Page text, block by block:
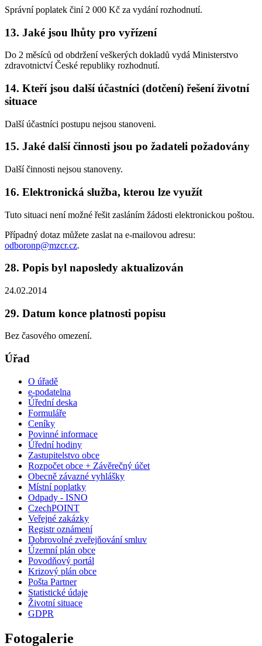
Správní poplatek činí 2 000 Kč za vydání rozhodnutí.
13. Jaké jsou lhůty pro vyřízení
Do 2 měsíců od obdržení veškerých dokladů vydá Ministerstvo
zdravotnictví České republiky rozhodnutí.
14. Kteří jsou další účastníci (dotčení) řešení životní
situace
Další účastníci postupu nejsou stanoveni.
15. Jaké další činnosti jsou po žadateli požadovány
Další činnosti nejsou stanoveny.
16. Elektronická služba, kterou lze využít
Tuto situaci není možné řešit zasláním žádosti elektronickou poštou.
Případný dotaz můžete zaslat na e-mailovou adresu:
odboronp@mzcr.cz.
28. Popis byl naposledy aktualizován
24.02.2014
29. Datum konce platnosti popisu
Bez časového omezení.
Úřad
O úřadě
e-podatelna
Úřední deska
Formuláře
Ceníky
Povinné informace
Úřední hodiny
Zastupitelstvo obce
Rozpočet obce + Závěrečný účet
Obecně závazné vyhlášky
Místní poplatky
Odpady - ISNO
CzechPOINT
Veřejné zakázky
Registr oznámení
Dobrovolné zveřejňování smluv
Územní plán obce
Povodňový portál
Krizový plán obce
Pošta Partner
Statistické údaje
Životní situace
GDPR
Fotogalerie